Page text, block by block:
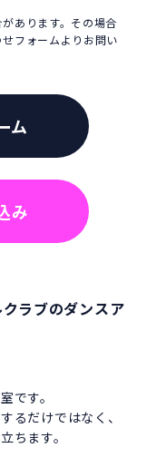
あります。その場合
フォームよりお問い
ム
み
ラブのダンスア
です。
るだけではなく、
ちます。